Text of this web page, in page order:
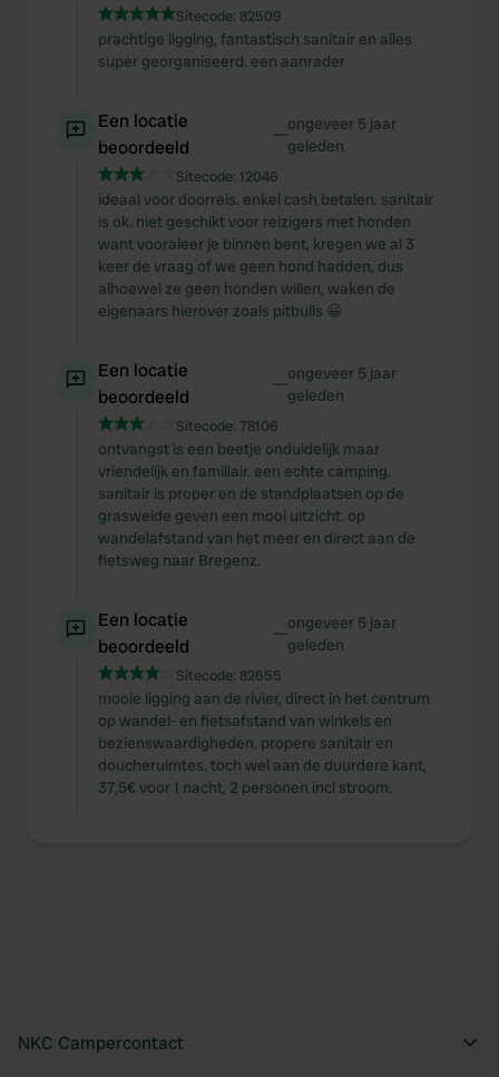
Sitecode: 82509
prachtige ligging, fantastisch sanitair en alles
super georganiseerd. een aanrader
Een locatie
beoordeeld
—ongeveer 5 jaar
geleden
Sitecode: 12046
ideaal voor doorreis. enkel cash betalen. sanitair
is ok. niet geschikt voor reizigers met honden
want vooraleer je binnen bent, kregen we al 3
keer de vraag of we geen hond hadden, dus
alhoewel ze geen honden willen, waken de
eigenaars hierover zoals pitbulls 😀
Een locatie
beoordeeld
—ongeveer 5 jaar
geleden
Sitecode: 78106
ontvangst is een beetje onduidelijk maar
vriendelijk en familiair. een echte camping.
sanitair is proper en de standplaatsen op de
grasweide geven een mooi uitzicht. op
wandelafstand van het meer en direct aan de
fietsweg naar Bregenz.
Een locatie
beoordeeld
—ongeveer 5 jaar
geleden
Sitecode: 82655
mooie ligging aan de rivier, direct in het centrum
op wandel- en fietsafstand van winkels en
bezienswaardigheden. propere sanitair en
doucheruimtes. toch wel aan de duurdere kant,
37,5€ voor 1 nacht, 2 personen incl stroom.
NKC Campercontact